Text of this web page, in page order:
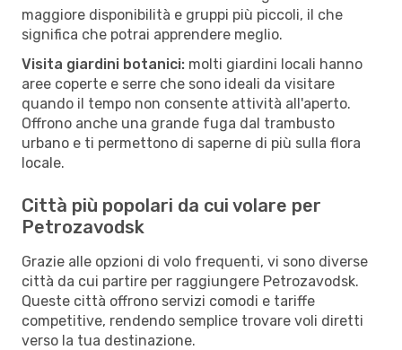
maggiore disponibilità e gruppi più piccoli, il che
significa che potrai apprendere meglio.
Visita giardini botanici: molti giardini locali hanno
aree coperte e serre che sono ideali da visitare
quando il tempo non consente attività all'aperto.
Offrono anche una grande fuga dal trambusto
urbano e ti permettono di saperne di più sulla flora
locale.
Città più popolari da cui volare per
Petrozavodsk
Grazie alle opzioni di volo frequenti, vi sono diverse
città da cui partire per raggiungere Petrozavodsk.
Queste città offrono servizi comodi e tariffe
competitive, rendendo semplice trovare voli diretti
verso la tua destinazione.